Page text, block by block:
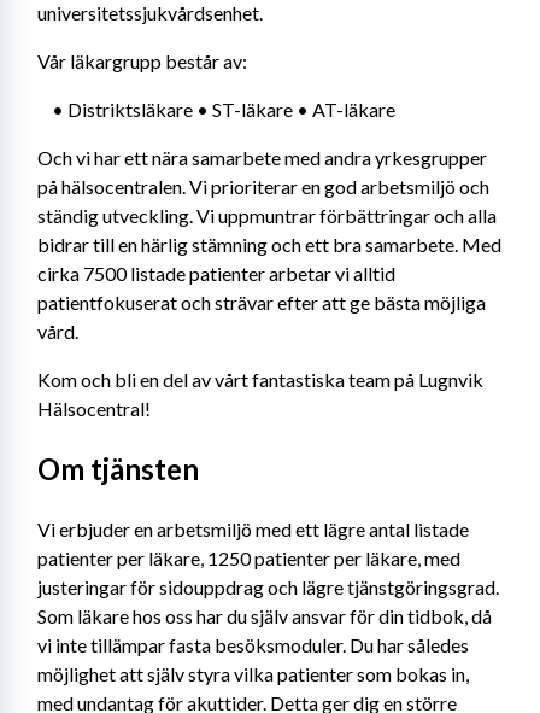
universitetssjukvårdsenhet.
Vår läkargrupp består av:
	• Distriktsläkare • ST-läkare • AT-läkare
Och vi har ett nära samarbete med andra yrkesgrupper
på hälsocentralen. Vi prioriterar en god arbetsmiljö och
ständig utveckling. Vi uppmuntrar förbättringar och alla
bidrar till en härlig stämning och ett bra samarbete. Med
cirka 7500 listade patienter arbetar vi alltid
patientfokuserat och strävar efter att ge bästa möjliga
vård.
Kom och bli en del av vårt fantastiska team på Lugnvik
Hälsocentral!
Om tjänsten
Vi erbjuder en arbetsmiljö med ett lägre antal listade
patienter per läkare, 1250 patienter per läkare, med
justeringar för sidouppdrag och lägre tjänstgöringsgrad.
Som läkare hos oss har du själv ansvar för din tidbok, då
vi inte tillämpar fasta besöksmoduler. Du har således
möjlighet att själv styra vilka patienter som bokas in,
med undantag för akuttider. Detta ger dig en större